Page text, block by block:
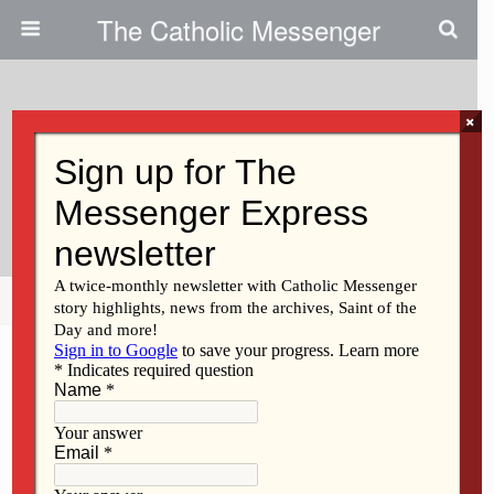
The Catholic Messenger
Celebra La Fiesta De Nuestra
Señora De Guadalupe
Share Tweet Pin Mail
×